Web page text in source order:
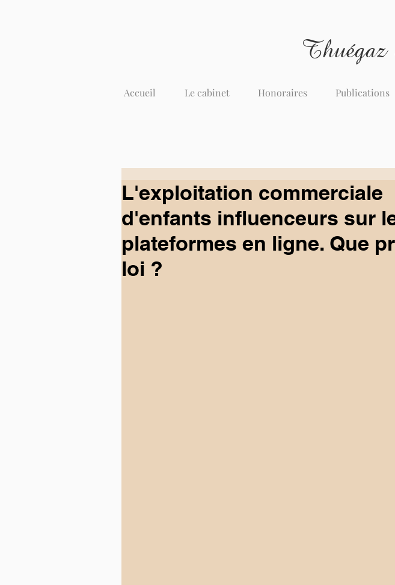
Accueil Le cabinet Honoraires Publications
L'exploitation commerciale
d'enfants influenceurs sur
plateformes en ligne. Que
loi ?